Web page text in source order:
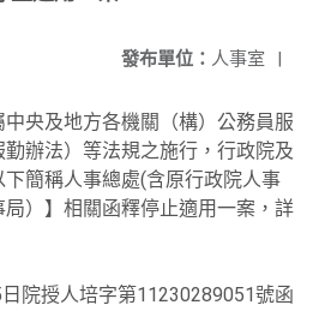
發布單位： 人事室 |
央及地方各機關（構）公務員服
辦法）等法規之施行，行政院及
簡稱人事總處(含原行政院人事
）】相關函釋停止適用一案，詳
院授人培字第11230289051號函